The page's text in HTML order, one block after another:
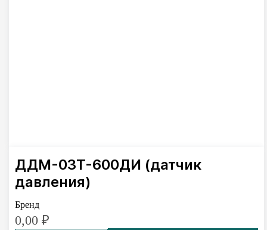
ДДМ-03Т-600ДИ (датчик
давления)
Бренд
0,00 ₽